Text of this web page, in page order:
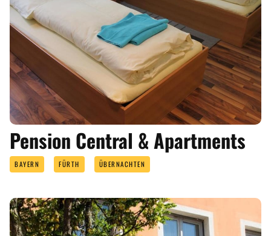
Pension Central & Apartments
BAYERN FÜRTH ÜBERNACHTEN